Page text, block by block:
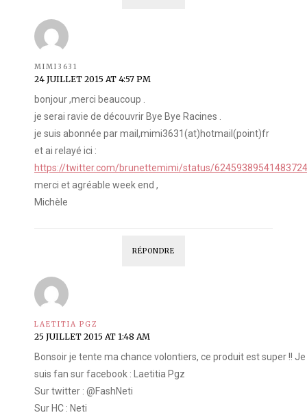
MIMI3631
24 JUILLET 2015 AT 4:57 PM
bonjour ,merci beaucoup .
je serai ravie de découvrir Bye Bye Racines .
je suis abonnée par mail,mimi3631(at)hotmail(point)fr
et ai relayé ici :
https://twitter.com/brunettemimi/status/
merci et agréable week end ,
Michèle
RÉPONDRE
LAETITIA PGZ
25 JUILLET 2015 AT 1:48 AM
Bonsoir je tente ma chance volontiers, ce produit est super !! Je
suis fan sur facebook : Laetitia Pgz
Sur twitter : @FashNeti
Sur HC : Neti